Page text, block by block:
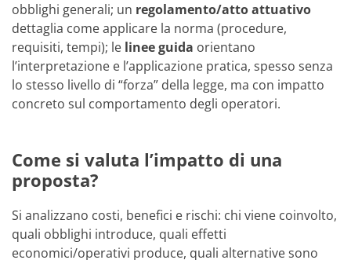
obblighi generali; un regolamento/atto attuativo
dettaglia come applicare la norma (procedure,
requisiti, tempi); le linee guida orientano
l’interpretazione e l’applicazione pratica, spesso senza
lo stesso livello di “forza” della legge, ma con impatto
concreto sul comportamento degli operatori.
Come si valuta l’impatto di una
proposta?
Si analizzano costi, benefici e rischi: chi viene coinvolto,
quali obblighi introduce, quali effetti
economici/operativi produce, quali alternative sono